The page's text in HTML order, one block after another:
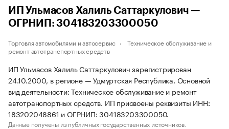
ИП Ульмасов Халиль Саттаркулович —
ОГРНИП: 304183203300050
Торговля автомобилями и автосервис
Техническое обслуживание и
ремонт автотранспортных средств
ИП Ульмасов Халиль Саттаркулович зарегистрирован
24.10.2000, в регионе — Удмуртская Республика. Основной
вид деятельности: Техническое обслуживание и ремонт
автотранспортных средств. ИП присвоены реквизиты ИНН:
183202048861 и ОГРНИП: 304183203300050.
Данные получены из публичных государственных источников.